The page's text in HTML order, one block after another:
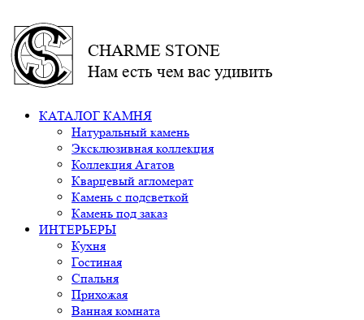
CHARME STONE
Нам есть чем вас удивить
КАТАЛОГ КАМНЯ
Натуральный камень
Эксклюзивная коллекция
Коллекция Агатов
Кварцевый агломерат
Камень с подсветкой
Камень под заказ
ИНТЕРЬЕРЫ
Кухня
Гостиная
Спальня
Прихожая
Ванная комната